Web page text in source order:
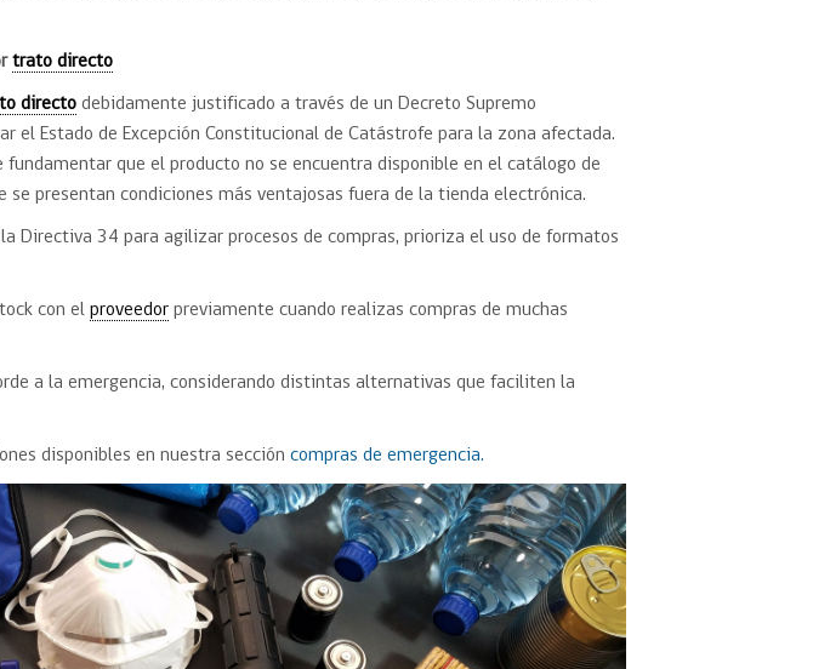
trato directo
directo debidamente justificado a través de un Decreto Supremo
el Estado de Excepción Constitucional de Catástrofe para la zona afectada.
fundamentar que el producto no se encuentra disponible en el catálogo de
se presentan condiciones más ventajosas fuera de la tienda electrónica.
Directiva 34 para agilizar procesos de compras, prioriza el uso de formatos
con elproveedor previamente cuando realizas compras de muchas
a la emergencia, considerando distintas alternativas que faciliten la
disponibles en nuestra seccióncompras de emergencia.